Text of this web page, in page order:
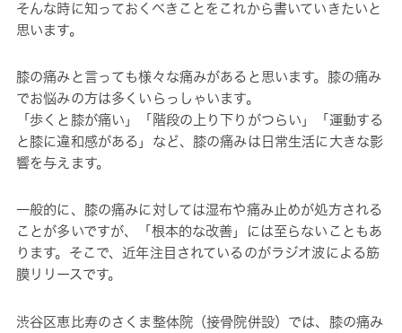
そんな時に知っておくべきことをこれから書いていきたいと
思います。
膝の痛みと言っても様々な痛みがあると思います。膝の痛み
でお悩みの方は多くいらっしゃいます。
「歩くと膝が痛い」「階段の上り下りがつらい」「運動する
と膝に違和感がある」など、膝の痛みは日常生活に大きな影
響を与えます。
一般的に、膝の痛みに対しては湿布や痛み止めが処方される
ことが多いですが、「根本的な改善」には至らないこともあ
ります。そこで、近年注目されているのがラジオ波による筋
膜リリースです。
渋谷区恵比寿のさくま整体院（接骨院併設）では、膝の痛み